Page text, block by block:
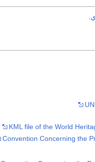
KML file of the World
Convention Concerning the